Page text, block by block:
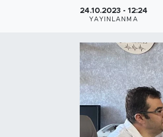
24.10.2023 - 12:24
YAYINLANMA
Teknoloji